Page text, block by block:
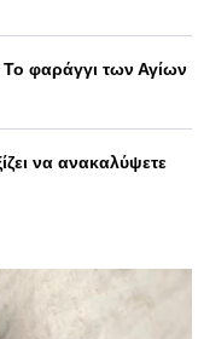
φαράγγι των Αγίων
να ανακαλύψετε